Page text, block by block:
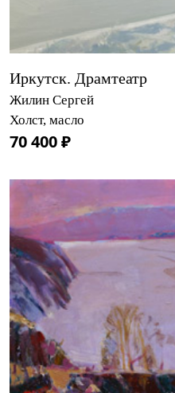
Иркутск. Драмтеатр
Жилин Сергей
Холст, масло
70 400 ₽